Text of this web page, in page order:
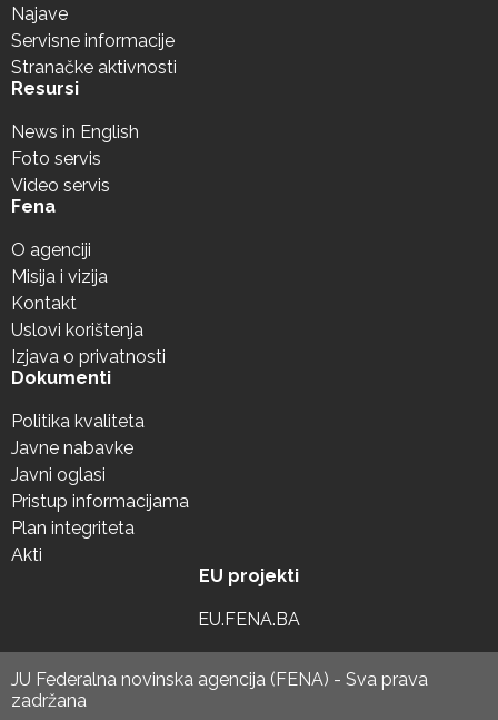
Najave
Servisne informacije
Stranačke aktivnosti
Resursi
News in English
Foto servis
Video servis
Fena
O agenciji
Misija i vizija
Kontakt
Uslovi korištenja
Izjava o privatnosti
Dokumenti
Politika kvaliteta
Javne nabavke
Javni oglasi
Pristup informacijama
Plan integriteta
Akti
EU projekti
EU.FENA.BA
JU Federalna novinska agencija (FENA) - Sva prava
zadržana